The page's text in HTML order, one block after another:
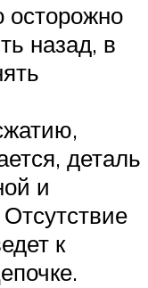
назад, в
деталь
и
к